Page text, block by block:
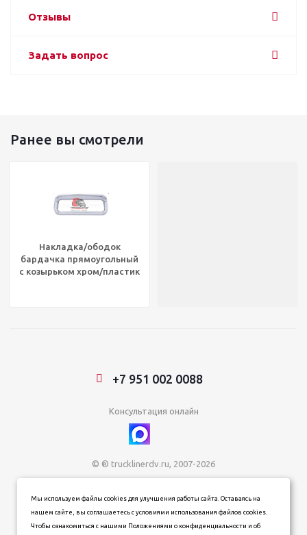
Отзывы
Задать вопрос
Ранее вы смотрели
Накладка/ободок
бардачка прямоугольный
с козырьком хром/пластик
+7 951 002 0088
Консультация онлайн
© ® trucklinerdv.ru, 2007-2026
Информация о товарах, ценах и наличии на сайте носит
ИНН 253612854202
ОГРН 320253600063402
Мы используем файлы cookies для улучшения работы сайта. Оставаясь на
нашем сайте, вы соглашаетесь с условиями использования файлов cookies.
Чтобы ознакомиться с нашими Положениями о конфиденциальности и об